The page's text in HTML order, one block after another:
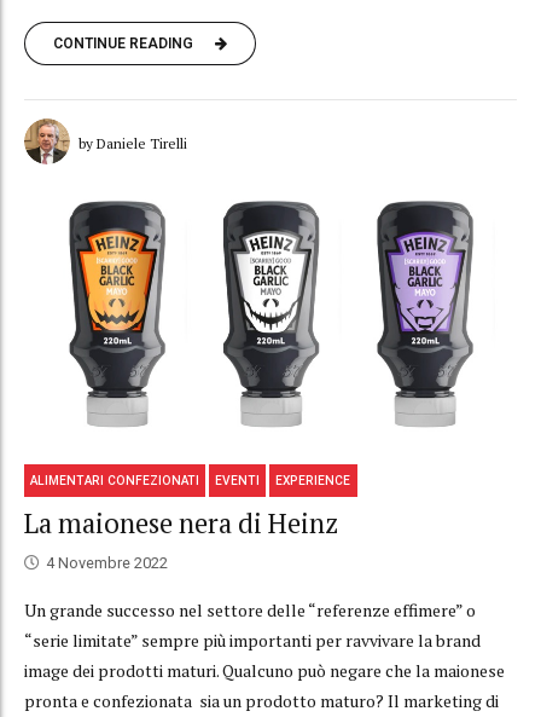
CONTINUE READING
by Daniele Tirelli
ALIMENTARI CONFEZIONATI EVENTI EXPERIENCE
La maionese nera di Heinz
4 Novembre 2022
Un grande successo nel settore delle “referenze effimere” o
“serie limitate” sempre più importanti per ravvivare la brand
image dei prodotti maturi. Qualcuno può negare che la maionese
pronta e confezionata sia un prodotto maturo? Il marketing di